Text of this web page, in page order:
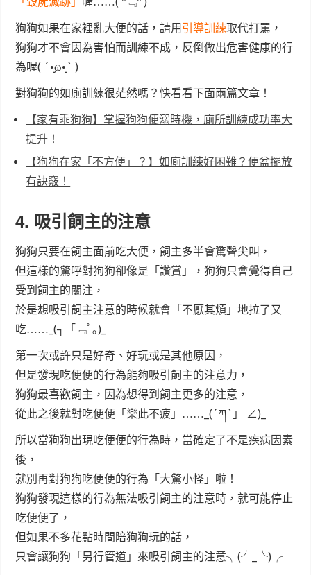
狗狗如果在家裡亂大便的話，請用 引導訓練取代打罵，
狗狗才不會因為害怕而訓練不成，反倒做出危害健康的行
為喔( ´•̥̥̥ω•̥̥̥` )
對狗狗的如廁訓練很茫然嗎？快看看下面兩篇文章！
【家有乖狗狗】掌握狗狗便溺時機，廁所訓練成功率大
提升！
【狗狗在家「不方便」？】如廁訓練好困難？便盆擺放
有訣竅！
4. 吸引飼主的注意
狗狗只要在飼主面前吃大便，飼主多半會驚聲尖叫，
但這樣的驚呼對狗狗卻像是「讚賞」，狗狗只會覺得自己
受到飼主的關注，
於是想吸引飼主注意的時候就會「不厭其煩」地拉了又
吃……_(┐「﹃ﾟ｡)_
第一次或許只是好奇、好玩或是其他原因，
但是發現吃便便的行為能夠吸引飼主的注意力，
狗狗最喜歡飼主，因為想得到飼主更多的注意，
從此之後就對吃便便「樂此不疲」……_(´ཀ`」 ∠)_
所以當狗狗出現吃便便的行為時，當確定了不是疾病因素
後，
就別再對狗狗吃便便的行為「大驚小怪」啦！
狗狗發現這樣的行為無法吸引飼主的注意時，就可能停止
吃便便了，
但如果不多花點時間陪狗狗玩的話，
只會讓狗狗「另行管道」來吸引飼主的注意╮(╯_╰)╭